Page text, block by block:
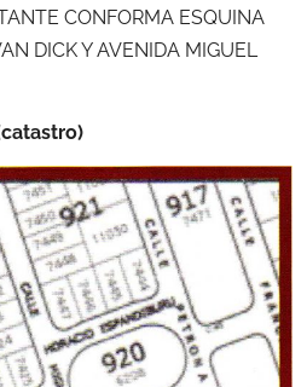
CONFORMA ESQUINA
DICK Y AVENIDA MIGUEL